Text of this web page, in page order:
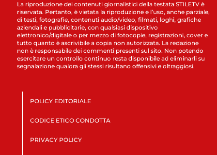
La riproduzione dei contenuti giornalistici della testata STILETV è
riservata. Pertanto, è vietata la riproduzione e l’uso, anche parziale,
di testi, fotografie, contenuti audio/video, filmati, loghi, grafiche
aziendali e pubblicitarie, con qualsiasi dispositivo
elettronico/digitale o per mezzo di fotocopie, registrazioni, cover e
tutto quanto è ascrivibile a copia non autorizzata. La redazione
non è responsabile dei commenti presenti sul sito. Non potendo
esercitare un controllo continuo resta disponibile ad eliminarli su
segnalazione qualora gli stessi risultano offensivi e oltraggiosi.
POLICY EDITORIALE
CODICE ETICO CONDOTTA
PRIVACY POLICY